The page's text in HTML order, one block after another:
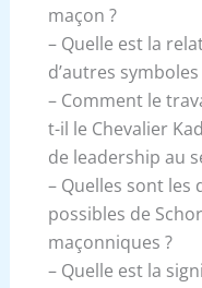
maçon ?
– Quelle est la
d’autres
– Comment le
t-il le Chevalier
de leadership au
– Quelles sont
possibles de
maçonniques ?
– Quelle est la